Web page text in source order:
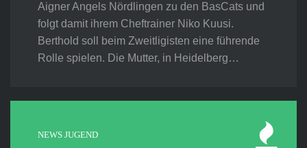
Aigner Angels Nördlingen zu den BasCats und
folgt damit ihrem Cheftrainer Niko Kuusi.
Berthold soll beim Zweitligisten eine führende
Rolle spielen. Die Mutter, in Heidelberg…
NEWS JUGEND